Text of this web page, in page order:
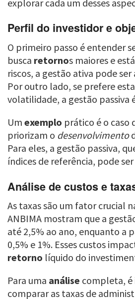
explorar cada um desses
Perfil do investidor e
O primeiro passo é entender
busca retornos maiores e
riscos, a gestão ativa pode
Por outro lado, se prefere
volatilidade, a gestão passiva
Um exemplo prático é o caso
priorizam o desenvolvimento
Para eles, a gestão passiva,
índices de referência, pode
Análise de custos e
As taxas são um fator crucial
ANBIMA mostram que a
até 2,5% ao ano, enquanto a
0,5% e 1%. Esses custos
retorno líquido do
Para uma análise completa,
comparar as taxas de